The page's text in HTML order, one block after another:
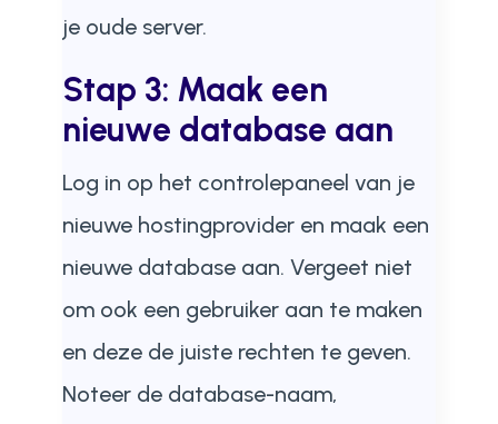
je oude server.
Stap 3: Maak een
nieuwe database aan
Log in op het controlepaneel van je
nieuwe hostingprovider en maak een
nieuwe database aan. Vergeet niet
om ook een gebruiker aan te maken
en deze de juiste rechten te geven.
Noteer de database-naam,